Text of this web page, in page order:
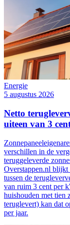
Energie
5 augustus 2026
Netto
uiteen van 3
verschillen in de
teruggeleverde
Overstappen.nl blijkt
tussen de
van ruim 3 cent per
huishouden met tien
teruglevert) kan dat
per jaar.